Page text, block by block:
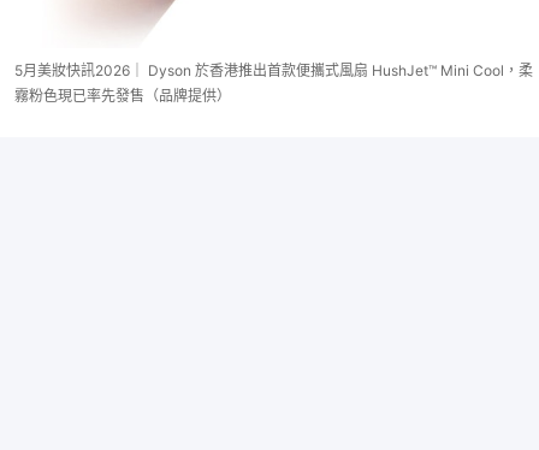
5月美妝快訊2026｜ Dyson 於香港推出首款便攜式風扇 HushJet™ Mini Cool，柔
霧粉色現已率先發售（品牌提供）